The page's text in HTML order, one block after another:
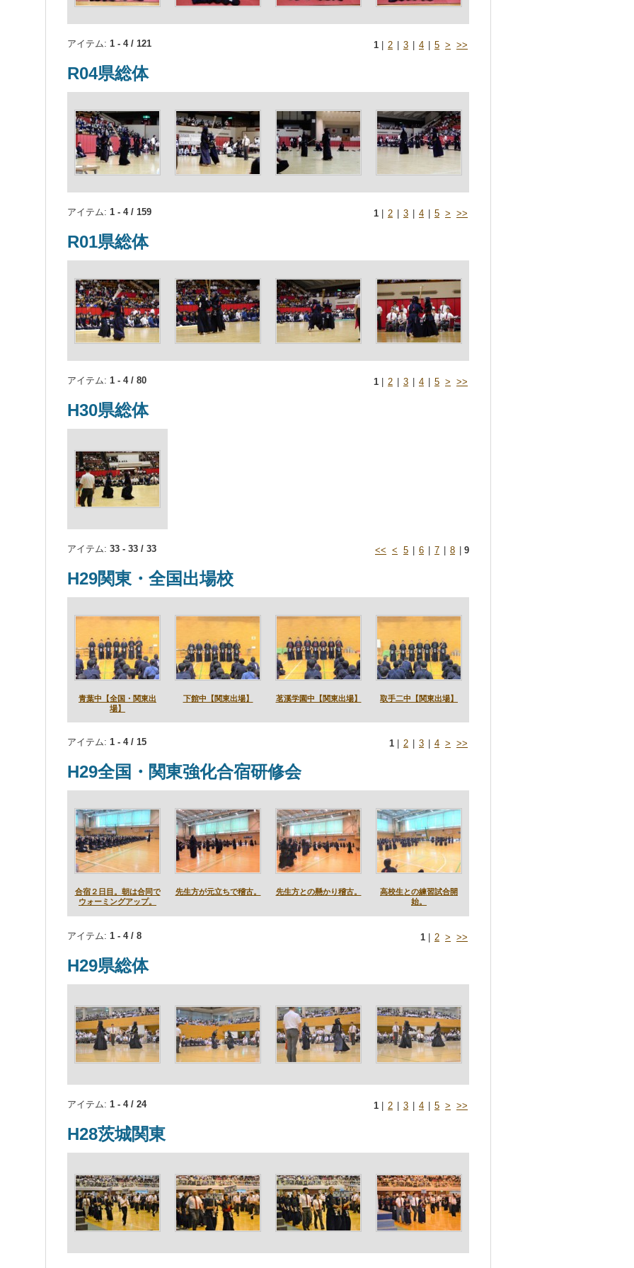
アイテム: 1 - 4 / 121 1 2 3 4 5 > >>
R04県総体
アイテム: 1 - 4 / 159 1 2 3 4 5 > >>
R01県総体
アイテム: 1 - 4 / 80 1 2 3 4 5 > >>
H30県総体
アイテム: 33 - 33 / 33 << < 5 6 7 8 9
H29関東・全国出場校
青葉中【全国・関東出
場】
下館中【関東出場】 茗溪学園中【関東出場】 取手二中【関東出場】
アイテム: 1 - 4 / 15 1 2 3 4 > >>
H29全国・関東強化合宿研修会
合宿２日目。朝は合同で
ウォーミングアップ。
先生方が元立ちで稽古。 先生方との懸かり稽古。
高校生との練習試合開
始。
アイテム: 1 - 4 / 8 1 2 > >>
H29県総体
アイテム: 1 - 4 / 24 1 2 3 4 5 > >>
H28茨城関東